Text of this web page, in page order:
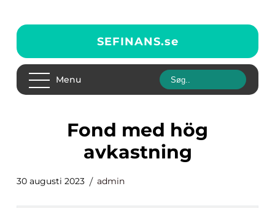
SEFINANS.se
Menu
fond med hög
avkastning
30 augusti 2023 admin